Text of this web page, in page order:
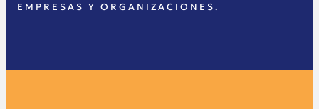
EMPRESAS Y ORGANIZACIONES.